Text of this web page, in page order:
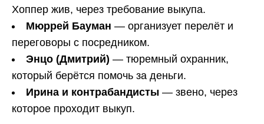
Хоппер жив, через требование выкупа.
Мюррей Бауман — организует перелёт и
переговоры с посредником.
Энцо (Дмитрий) — тюремный охранник,
который берётся помочь за деньги.
Ирина и контрабандисты — звено, через
которое проходит выкуп.